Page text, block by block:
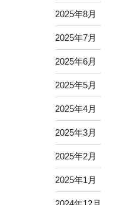
2025年8月
2025年7月
2025年6月
2025年5月
2025年4月
2025年3月
2025年2月
2025年1月